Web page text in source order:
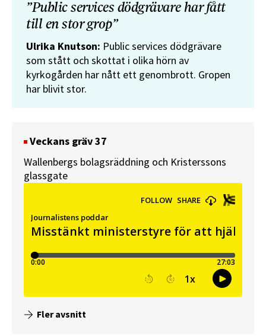
”Public services dödgrävare har fått
till en stor grop”
Ulrika Knutson: Public services dödgrävare
som stått och skottat i olika hörn av
kyrkogården har nått ett genombrott. Gropen
har blivit stor.
Veckans gräv 37
Wallenbergs bolagsräddning och Kristerssons
glassgate
Fler avsnitt